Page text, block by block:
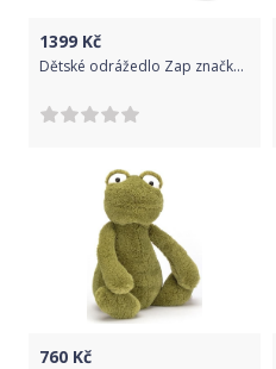
1399 Kč
Dětské odrážedlo Zap značky Toyz, dřevěné, barva šedá, s osobní SPZ Text na SPZ: Nejvíc cool biker (bikerka) široko daleko, Barva SPZ: růžová
760 Kč